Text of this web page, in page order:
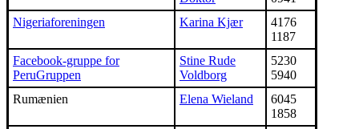
Nigeriaforeningen
Karina Kjær
4176
1187
Facebook-gruppe for
PeruGruppen
Stine Rude
Voldborg
5230
5940
Rumænien
Elena Wieland
6045
1858